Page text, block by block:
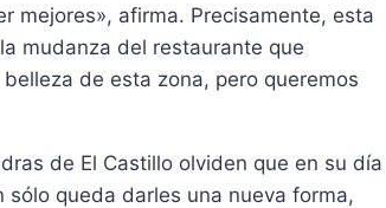
mejores», afirma. Precisamente, esta
mudanza del restaurante que
de esta zona, pero queremos
de El Castillo olviden que en su día
queda darles una nueva forma,